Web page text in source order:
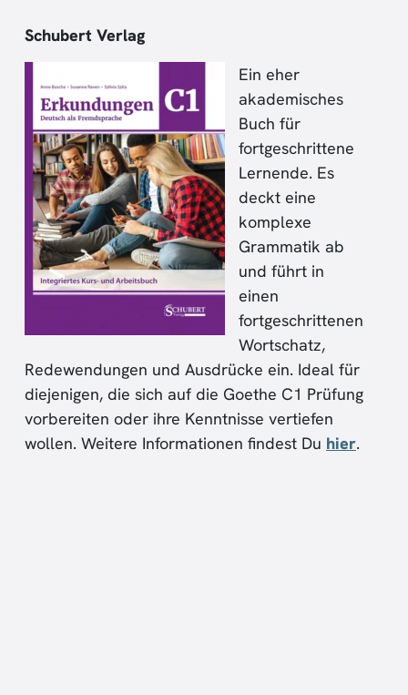
Schubert Verlag
Ein eher
akademisches
Buch für
fortgeschrittene
Lernende. Es
deckt eine
komplexe
Grammatik ab
und führt in
einen
fortgeschrittenen
Wortschatz,
Redewendungen und Ausdrücke ein. Ideal für
diejenigen, die sich auf die Goethe C1 Prüfung
vorbereiten oder ihre Kenntnisse vertiefen
wollen. Weitere Informationen findest Du hier.